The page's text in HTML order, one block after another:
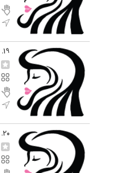
19.
20.